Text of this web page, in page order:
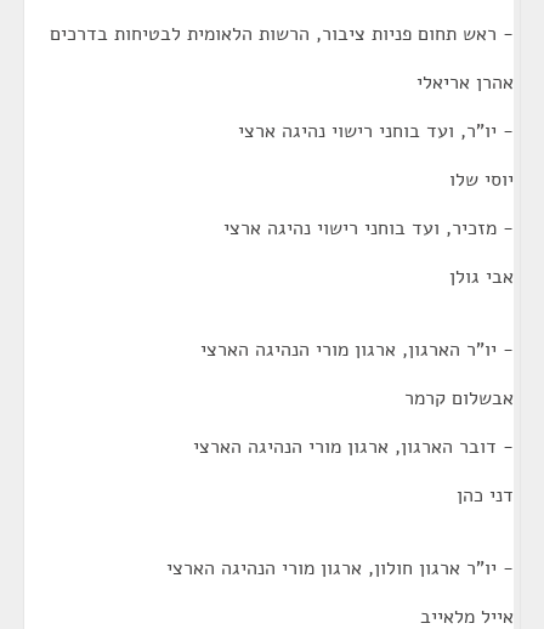
- ראש תחום פניות ציבור, הרשות הלאומית לבטיחות בדרכים
אהרן אריאלי
- יו"ר, ועד בוחני רישוי נהיגה ארצי
יוסי שלו
- מזכיר, ועד בוחני רישוי נהיגה ארצי
אבי גולן
- יו"ר הארגון, ארגון מורי הנהיגה הארצי
אבשלום קרמר
- דובר הארגון, ארגון מורי הנהיגה הארצי
דני כהן
- יו"ר ארגון חולון, ארגון מורי הנהיגה הארצי
אייל מלאייב